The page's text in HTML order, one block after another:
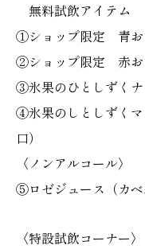
無料試飲アイテム
①ショップ限定 青お
②ショップ限定 赤お
③氷果のひとしずくナ
④氷果のしとしずく
口）
〈ノンアルコール〉
⑤ロゼジュース（カベ
〈特設試飲コーナー〉